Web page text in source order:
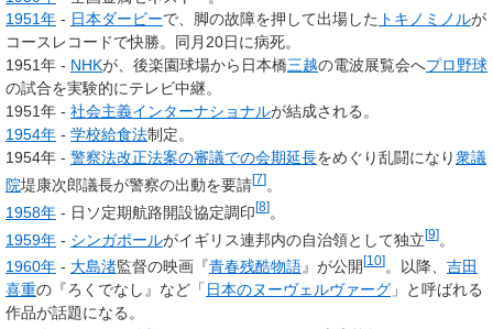
1951年 - 日本ダービーで、脚の故障を押して出場した トキノミノルが
コースレコードで快勝。同月20日に病死。
1951年 - NHKが、後楽園球場から日本橋三越の電波展覧会へプロ野球
の試合を実験的にテレビ中継。
1951年 - 社会主義インターナショナルが結成される。
1954年 - 学校給食法制定。
1954年 - 警察法改正法案の審議での会期延長をめぐり乱闘になり衆議
院堤康次郎議長が警察の出動を要請[7] 。
1958年 - 日ソ定期航路開設協定調印[8]。
1959年 - シンガポールがイギリス連邦内の自治領として独立[9]
1960年 - 大島渚監督の映画『青春残酷物語』が公開 [10] 。以降、 吉田
喜重の『ろくでなし』など「 日本のヌーヴェルヴァーグ 」と呼ばれる
作品が話題になる。